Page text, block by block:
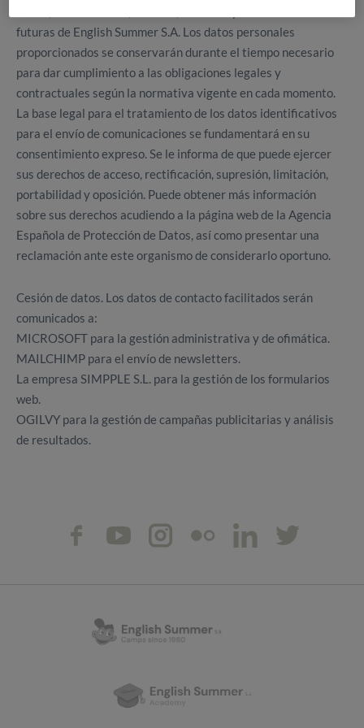
futuras de English Summer S.A. Los datos personales
proporcionados se conservarán durante el tiempo necesario
para dar cumplimiento a las obligaciones legales y
contractuales según la normativa vigente en cada momento.
La base legal para el tratamiento de los datos identificativos
para el envío de comunicaciones se fundamentará en su
consentimiento expreso. Se le informa de que puede ejercer
sus derechos de acceso, rectificación, supresión, limitación,
portabilidad y oposición. Puede obtener más información
sobre sus derechos acudiendo a la página web de la Agencia
Española de Protección de Datos, así como presentar una
reclamación ante este organismo de considerarlo oportuno.
Cesión de datos. Los datos de contacto facilitados serán
comunicados a:
MICROSOFT para la gestión administrativa y de ofimática.
MAILCHIMP para el envío de newsletters.
La empresa SIMPPLE S.L. para la gestión de los formularios
web.
OGILVY para la gestión de campañas publicitarias y análisis
de resultados.